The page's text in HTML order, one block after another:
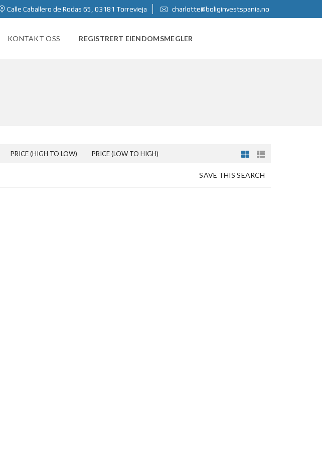
Calle Caballero de Rodas 65, 03181 Torrevieja charlotte@boliginvestspania.no
KONTAKT OSS REGISTRERT EIENDOMSMEGLER
PRICE (HIGH TO LOW) PRICE (LOW TO HIGH)
SAVE THIS SEARCH